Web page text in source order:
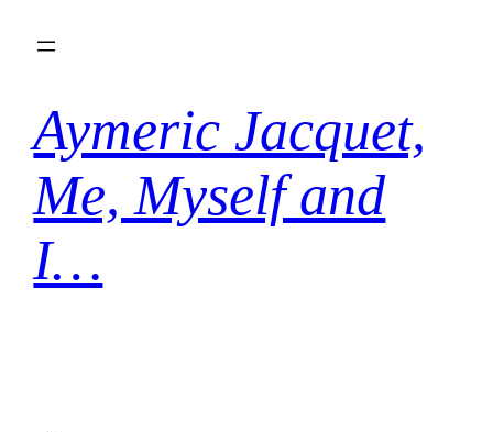
Aymeric Jacquet,
Me, Myself and
I…